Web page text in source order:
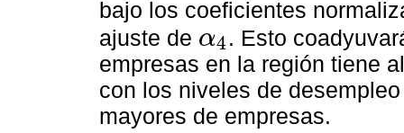
bajo los coeficientes
ajuste de α4
α4
. Esto
empresas en la región tiene
con los niveles de
mayores de empresas.